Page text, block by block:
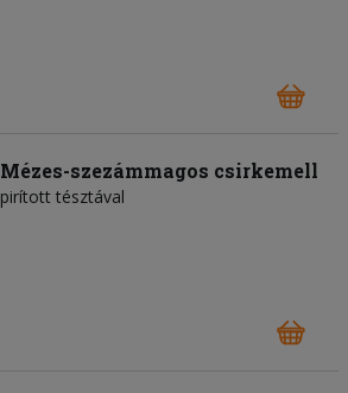
Mézes-szezámmagos csirkemell
pirított tésztával